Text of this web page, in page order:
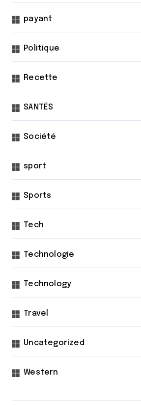
payant
Politique
Recette
SANTÉS
Société
sport
Sports
Tech
Technologie
Technology
Travel
Uncategorized
Western